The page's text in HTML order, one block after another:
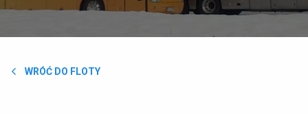
WRÓĆ DO FLOTY